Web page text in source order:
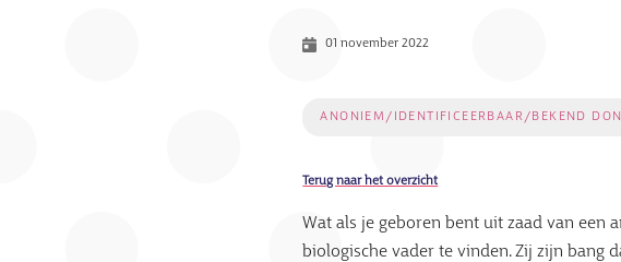
01 november 2022
ANONIEM/IDENTIFICEERBAAR/BEKEND
Terug naar het overzicht
Wat als je geboren bent uit zaad van een
biologische vader te vinden. Zij zijn bang